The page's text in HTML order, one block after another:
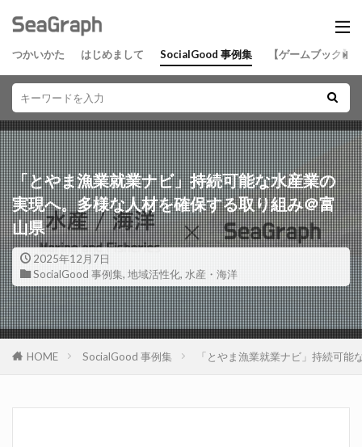
つかいかた はじめまして SocialGood 事例集 【ゲームブック】
「とやま漁業就業ナビ」持続可能な水産業の
実現へ。多様な人材を確保する取り組み＠富
山県
2025年12月7日
SocialGood 事例集, 地域活性化, 水産・海洋
HOME SocialGood 事例集 「とやま漁業就業ナビ」持続可